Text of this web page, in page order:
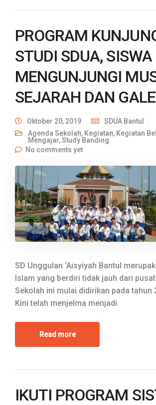
PROGRAM
STUDI SDUA, SISWA
MENGUNJUNGI
SEJARAH DAN
Oktober 20, 2019
SDUA Bantul
Agenda Sekolah, Kegiatan, Kegiatan
Mengajar,Study Banding
No comments yet
SD Unggulan ‘Aisyiyah Bantul
Islam yang berdiri tidak jauh dari
Sekolah ini mulai didirikan pada tahun
Kini telah menjelma menjadi
Read more
IKUTI PROGRAM